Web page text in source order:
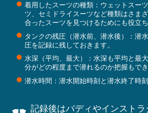
着用したスーツの種類：ウェットスー
ツ、セミドライスーツなど種類はさま
合ったスーツを見つけるためにも役立ち
タンクの残圧（潜水前、潜水後）：潜
圧を記録に残しておきます。
水深（平均、最大）：水深も平均と最
分がどの程度まで潜れるのか把握もでき
潜水時間：潜水開始時刻と潜水終了時刻
記録後はバディやインストラ